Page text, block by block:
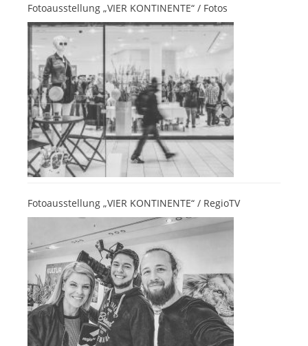
Fotoausstellung „VIER KONTINENTE“ / Fotos
Fotoausstellung „VIER KONTINENTE“ / RegioTV